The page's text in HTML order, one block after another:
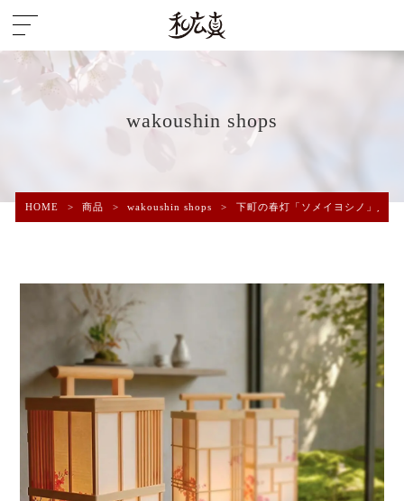
wakoushin shops
HOME > 商品 > wakoushin shops > 下町の春灯「ソメイヨシノ」人感